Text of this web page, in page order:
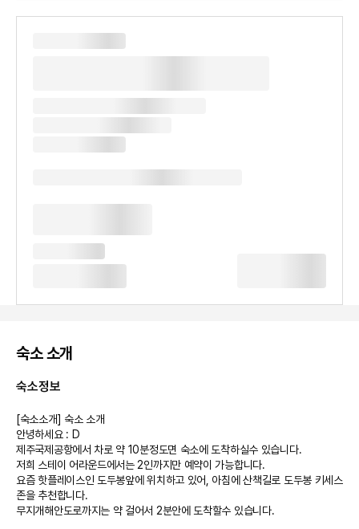
숙소 소개
숙소정보
[숙소소개] 숙소 소개
안녕하세요 : D
제주국제공항에서 차로 약 10분정도면 숙소에 도착하실수 있습니다.
저희 스테이 어라운드에서는 2인까지만 예약이 가능합니다.
요즘 핫플레이스인 도두봉앞에 위치하고 있어, 아침에 산책길로 도두봉 키세스
존을 추천합니다.
무지개해안도로까지는 약 걸어서 2분안에 도착할수 있습니다.